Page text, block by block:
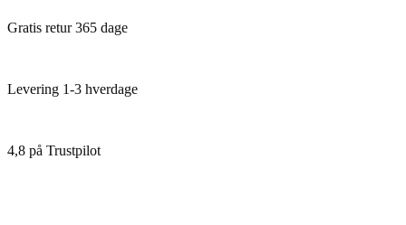
Gratis retur 365 dage
Levering 1-3 hverdage
4,8 på Trustpilot